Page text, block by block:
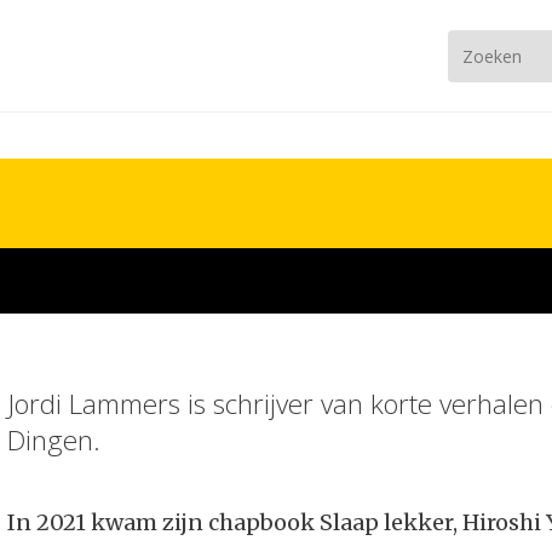
Jordi Lammers is schrijver van korte
Dingen.
In 2021 kwam zijn chapbook Slaap lekker,